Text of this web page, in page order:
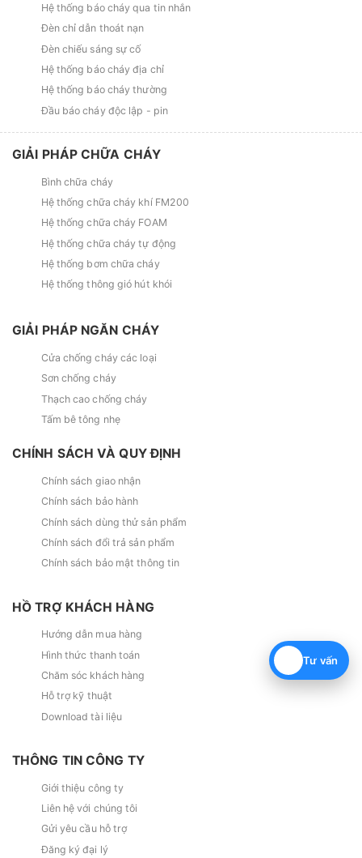
Tư vấn
Hệ thống báo cháy qua tin nhắn
Đèn chỉ dẫn thoát nạn
Đèn chiếu sáng sự cố
Hệ thống báo cháy địa chỉ
Hệ thống báo cháy thường
Đầu báo cháy độc lập - pin
GIẢI PHÁP CHỮA CHÁY
Bình chữa cháy
Hệ thống chữa cháy khí FM200
Hệ thống chữa cháy FOAM
Hệ thống chữa cháy tự động
Hệ thống bơm chữa cháy
Hệ thống thông gió hút khói
GIẢI PHÁP NGĂN CHÁY
Cửa chống cháy các loại
Sơn chống cháy
Thạch cao chống cháy
Tấm bê tông nhẹ
CHÍNH SÁCH VÀ QUY ĐỊNH
Chính sách giao nhận
Chính sách bảo hành
Chính sách dùng thử sản phẩm
Chính sách đổi trả sản phẩm
Chính sách bảo mật thông tin
HỒ TRỢ KHÁCH HÀNG
Hướng dẫn mua hàng
Hình thức thanh toán
Chăm sóc khách hàng
Hỗ trợ kỹ thuật
Download tài liệu
THÔNG TIN CÔNG TY
Giới thiệu công ty
Liên hệ với chúng tôi
Gửi yêu cầu hỗ trợ
Đăng ký đại lý